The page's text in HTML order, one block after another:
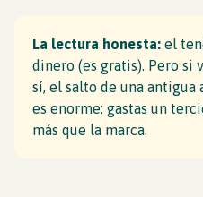
La lectura honesta: el
dinero (es gratis). Pero si
sí, el salto de una antigua
es enorme: gastas un
más que la marca.